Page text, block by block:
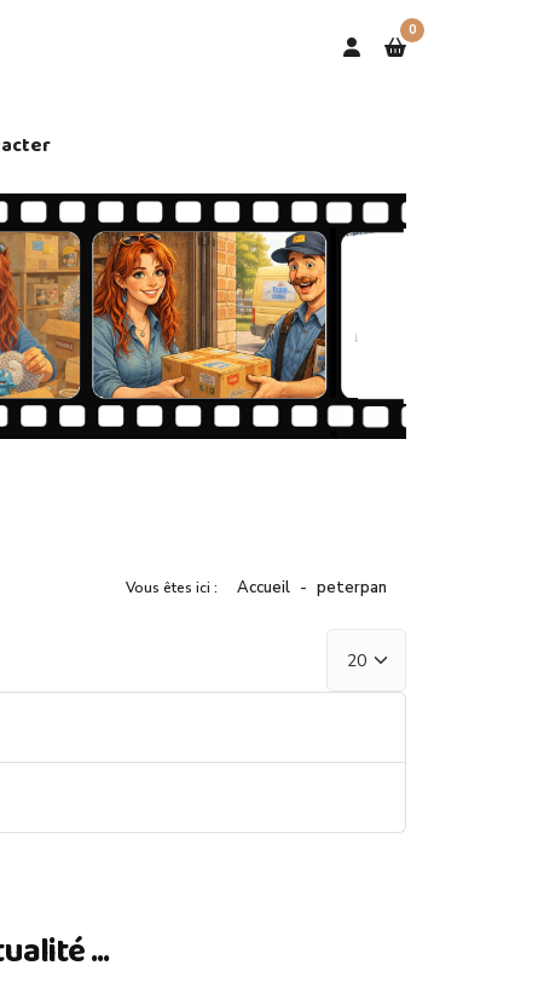
0
Vous êtes ici : Accueil peterpan
...